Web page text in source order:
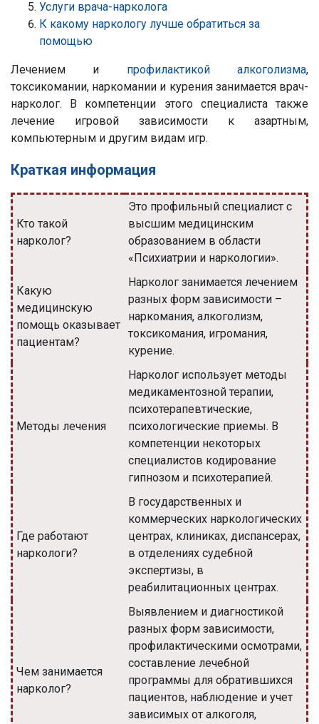
Услуги врача-нарколога
К какому наркологу лучше обратиться за
помощью
Лечением и профилактикой алкоголизма,
токсикомании, наркомании и курения занимается врач-
нарколог. В компетенции этого специалиста также
лечение игровой зависимости к азартным,
компьютерным и другим видам игр.
Краткая информация
Кто такой
нарколог?
Это профильный специалист с
высшим медицинским
образованием в области
«Психиатрии и наркологии».
Какую
медицинскую
помощь оказывает
пациентам?
Нарколог занимается лечением
разных форм зависимости –
наркомания, алкоголизм,
токсикомания, игромания,
курение.
Методы лечения
Нарколог использует методы
медикаментозной терапии,
психотерапевтические,
психологические приемы. В
компетенции некоторых
специалистов кодирование
гипнозом и психотерапией.
Где работают
наркологи?
В государственных и
коммерческих наркологических
центрах, клиниках, диспансерах,
в отделениях судебной
экспертизы, в
реабилитационных центрах.
Чем занимается
нарколог?
Выявлением и диагностикой
разных форм зависимости,
профилактическими осмотрами,
составление лечебной
программы для обратившихся
пациентов, наблюдение и учет
зависимых от алкоголя,